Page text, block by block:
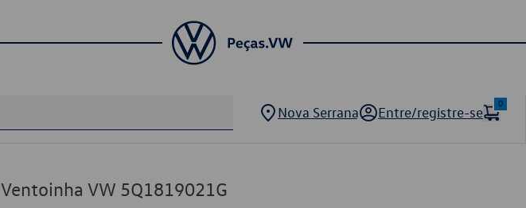
Nova Serrana Entre/registre-se
0
Ventoinha VW 5Q1819021G